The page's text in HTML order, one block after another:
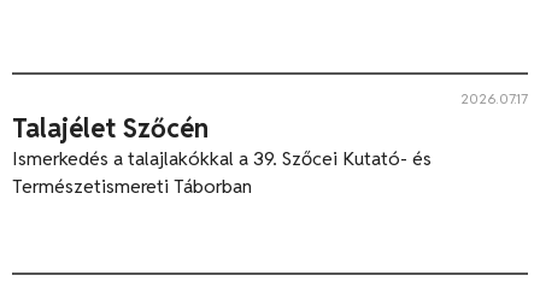
Talajélet Szőcén
2026.07.17
Ismerkedés a talajlakókkal a 39. Szőcei Kutató- és
Természetismereti Táborban